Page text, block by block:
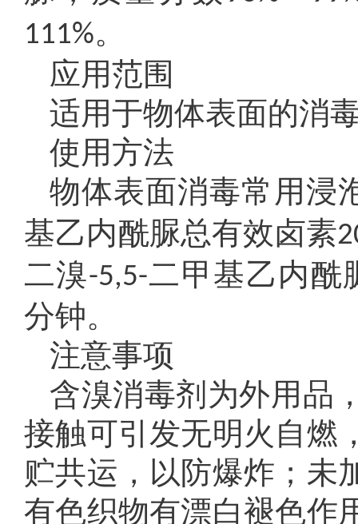
111%。
应用范围
适用于物体表面的消
使用方法
物体表面消毒常用浸
基乙内酰脲总有效卤素
二溴-5,5-二甲基乙内酰
分钟。
注意事项
含溴消毒剂为外用品
接触可引发无明火自燃
贮共运，以防爆炸；未
有色织物有漂白褪色作